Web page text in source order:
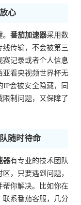
心
番茄加速器采用数
传输，不会被第三
记录或者个人信息
亚看央视频世界杯无
IP会被安全隐藏，同
制问题，又保障了
随时待命
器有专业的技术团队
，只要遇到问题，
你解决。比如你在
联系番茄客服，几分